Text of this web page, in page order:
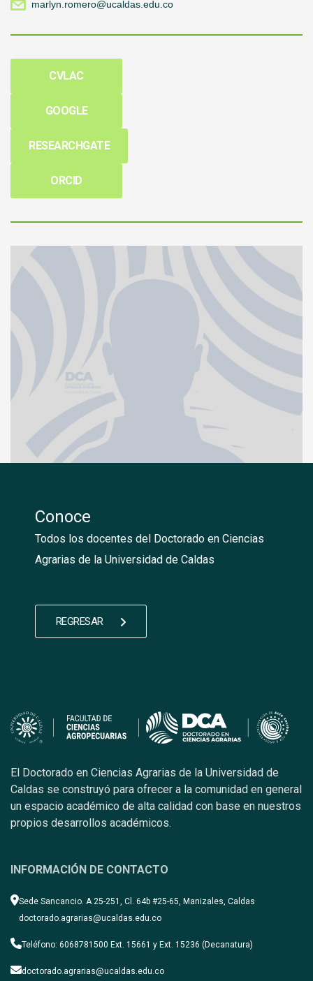
marlyn.romero@ucaldas.edu.co
CVLAC
GOOGLE
RESEARCHGATE
ORCID
Conoce
Todos los docentes del Doctorado en Ciencias
Agrarias de la Universidad de Caldas
REGRESAR
El Doctorado en Ciencias Agrarias de la Universidad de
Caldas se construyó para ofrecer a la comunidad en general
un espacio académico de alta calidad con base en nuestros
propios desarrollos académicos.
INFORMACIÓN DE CONTACTO
Sede Sancancio. A 25-251, Cl. 64b #25-65, Manizales, Caldas
doctorado.agrarias@ucaldas.edu.co
Teléfono: 6068781500 Ext. 15661 y Ext. 15236 (Decanatura)
doctorado.agrarias@ucaldas.edu.co